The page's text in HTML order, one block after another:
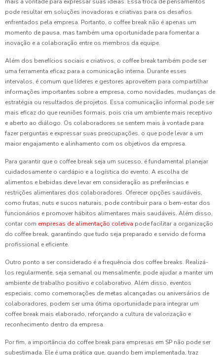
pode resultar em soluções inovadoras e criativas para os desafios
enfrentados pela empresa. Portanto, o coffee break não é apenas um
momento de pausa, mas também uma oportunidade para fomentar a
inovação e a colaboração entre os membros da equipe.
Além dos benefícios sociais e criativos, o coffee break também pode ser
uma ferramenta eficaz para a comunicação interna. Durante esses
intervalos, é comum que líderes e gestores aproveitem para compartilhar
informações importantes sobre a empresa, como novidades, mudanças de
estratégia ou resultados de projetos. Essa comunicação informal pode ser
mais eficaz do que reuniões formais, pois cria um ambiente mais receptivo
e aberto ao diálogo. Os colaboradores se sentem mais à vontade para
fazer perguntas e expressar suas preocupações, o que pode levar a um
maior engajamento e alinhamento com os objetivos da empresa.
Para garantir que o coffee break seja um sucesso, é fundamental planejar
cuidadosamente o cardápio e a logística do evento. A escolha de
alimentos e bebidas deve levar em consideração as preferências e
restrições alimentares dos colaboradores. Oferecer opções saudáveis,
como frutas, nuts e sucos naturais, pode contribuir para o bem-estar dos
funcionários e promover hábitos alimentares mais saudáveis. Além disso,
contar com empresas de alimentação coletiva pode facilitar a organização
do coffee break, garantindo que tudo seja preparado e servido de forma
profissional e eficiente.
Outro ponto a ser considerado é a frequência dos coffee breaks. Realizá-
los regularmente, seja semanal ou mensalmente, pode ajudar a manter um
ambiente de trabalho positivo e colaborativo. Além disso, eventos
especiais, como comemorações de metas alcançadas ou aniversários de
colaboradores, podem ser uma ótima oportunidade para integrar um
coffee break mais elaborado, reforçando a cultura de valorização e
reconhecimento dentro da empresa.
Por fim, a importância do coffee break para empresas em SP não pode ser
subestimada. Ele é uma prática que, quando bem implementada, traz